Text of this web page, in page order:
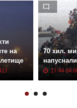
на
70 хил.
17:44